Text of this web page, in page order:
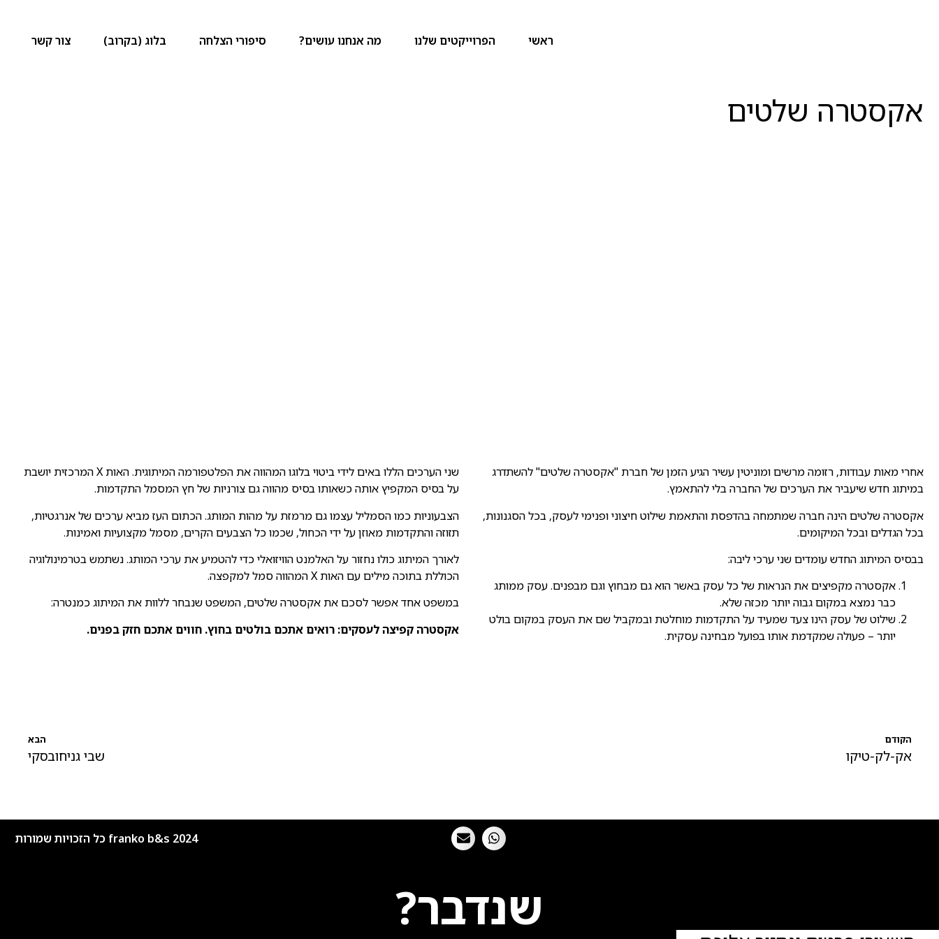
ראשי הפרוייקטים שלנו מה אנחנו עושים? סיפורי הצלחה בלוג (בקרוב) צור קשר
אקסטרה שלטים
אחרי מאות עבודות, רזומה מרשים ומוניטין עשיר הגיע הזמן של חברת "אקסטרה שלטים" להשתדרג
במיתוג חדש שיעביר את הערכים של החברה בלי להתאמץ.
אקסטרה שלטים הינה חברה שמתמחה בהדפסת והתאמת שילוט חיצוני ופנימי לעסק, בכל הסגנונות,
בכל הגדלים ובכל המיקומים.
בבסיס המיתוג החדש עומדים שני ערכי ליבה:
אקסטרה מקפיצים את הנראות של כל עסק באשר הוא גם מבחוץ וגם מבפנים. עסק ממותג
כבר נמצא במקום גבוה יותר מכזה שלא.
שילוט של עסק הינו צעד שמעיד על התקדמות מוחלטת ובמקביל שם את העסק במקום בולט
יותר – פעולה שמקדמת אותו בפועל מבחינה עסקית.
שני הערכים הללו באים לידי ביטוי בלוגו המהווה את הפלטפורמה המיתוגית. האות X המרכזית יושבת
על בסיס המקפיץ אותה כשאותו בסיס מהווה גם צורניות של חץ המסמל התקדמות.
הצבעוניות כמו הסמליל עצמו גם מרמזת על מהות המותג. הכתום העז מביא ערכים של אנרגטיות,
תזוזה והתקדמות מאוזן על ידי הכחול, שכמו כל הצבעים הקרים, מסמל מקצועיות ואמינות.
לאורך המיתוג כולו נחזור על האלמנט הוויזואלי כדי להטמיע את ערכי המותג. נשתמש בטרמינולוגיה
הכוללת בתוכה מילים עם האות X המהווה סמל למקפצה.
במשפט אחד אפשר לסכם את אקסטרה שלטים, המשפט שנבחר ללוות את המיתוג כמנטרה:
אקסטרה קפיצה לעסקים: רואים אתכם בולטים בחוץ. חווים אתכם חזק בפנים.
הקודם
אק-לק-טיקו
הבא
שבי גניחובסקי
franko b&s 2024 כל הזכויות שמורות
שנדבר?